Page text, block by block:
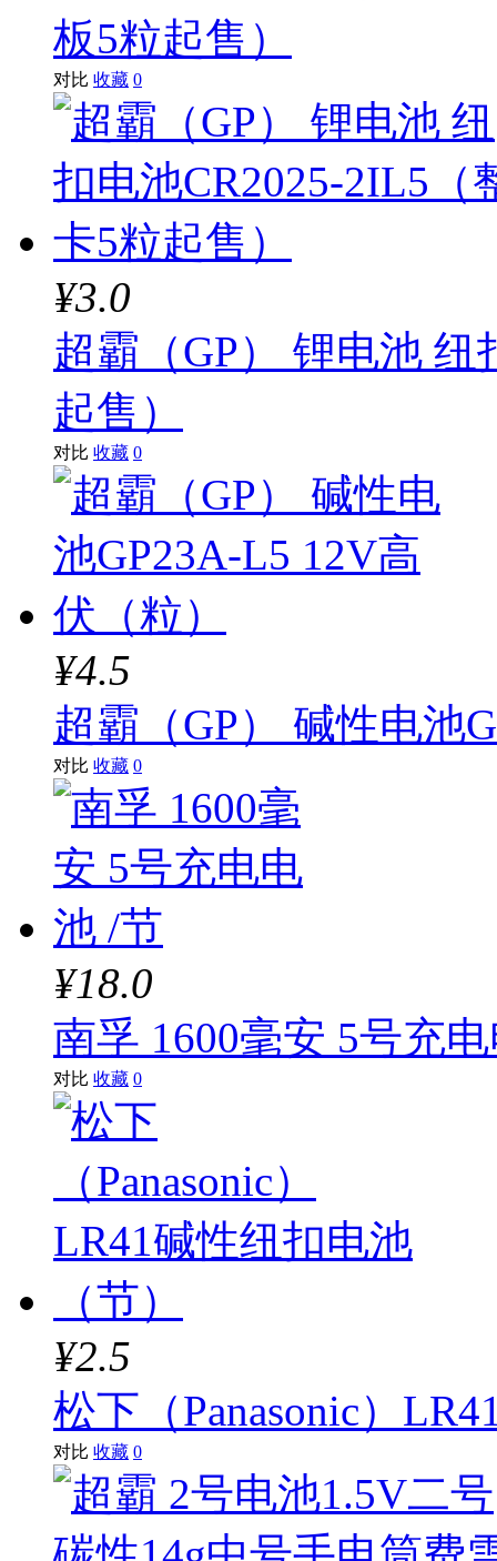
板5粒起售）
对比 收藏 0
¥3.0
超霸（GP） 锂电池 纽
起售）
对比 收藏 0
¥4.5
超霸（GP） 碱性电池
对比 收藏 0
¥18.0
南孚 1600毫安 5号充
对比 收藏 0
¥2.5
松下（Panasonic）
对比 收藏 0